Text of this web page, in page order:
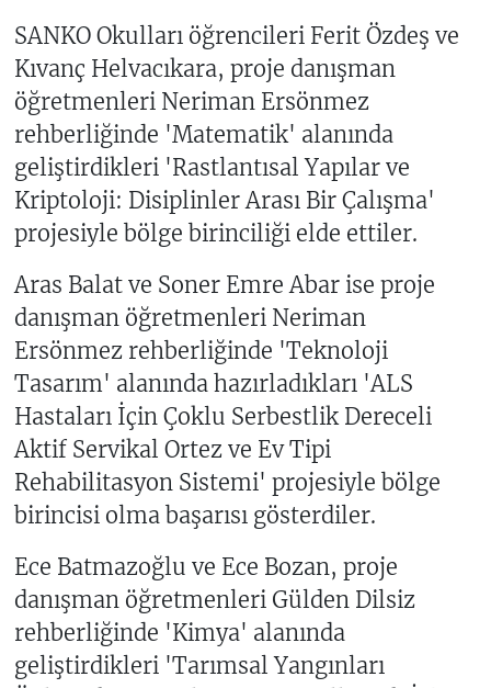
SANKO Okulları öğrencileri Ferit Özdeş ve
Kıvanç Helvacıkara, proje danışman
öğretmenleri Neriman Ersönmez
rehberliğinde 'Matematik' alanında
geliştirdikleri 'Rastlantısal Yapılar ve
Kriptoloji: Disiplinler Arası Bir Çalışma'
projesiyle bölge birinciliği elde ettiler.
Aras Balat ve Soner Emre Abar ise proje
danışman öğretmenleri Neriman
Ersönmez rehberliğinde 'Teknoloji
Tasarım' alanında hazırladıkları 'ALS
Hastaları İçin Çoklu Serbestlik Dereceli
Aktif Servikal Ortez ve Ev Tipi
Rehabilitasyon Sistemi' projesiyle bölge
birincisi olma başarısı gösterdiler.
Ece Batmazoğlu ve Ece Bozan, proje
danışman öğretmenleri Gülden Dilsiz
rehberliğinde 'Kimya' alanında
geliştirdikleri 'Tarımsal Yangınları